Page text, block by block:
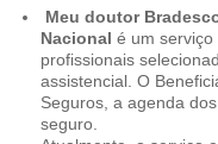
Meu doutor
Nacional é um
profissionais
assistencial. O
Seguros, a agenda
seguro.